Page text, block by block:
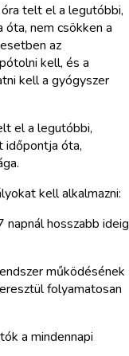
telt el a legutóbbi,
nem csökken a
az
kell, és a
kell a gyógyszer
el a legutóbbi,
óta,
kell alkalmazni:
hosszabb ideig
működésének
folyamatosan
a mindennapi